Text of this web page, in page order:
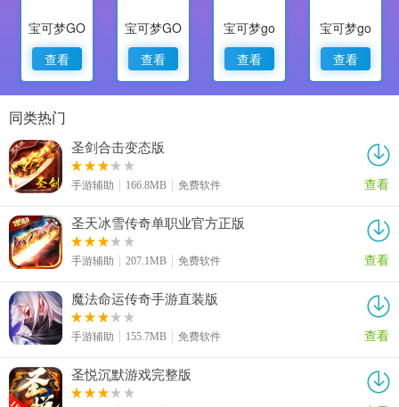
宝可梦GO
查看
宝可梦GO
查看
宝可梦go
查看
宝可梦go
查看
同类热门
圣剑合击变态版
手游辅助 166.8MB 免费软件 查看
圣天冰雪传奇单职业官方正版
手游辅助 207.1MB 免费软件 查看
魔法命运传奇手游直装版
手游辅助 155.7MB 免费软件 查看
圣悦沉默游戏完整版